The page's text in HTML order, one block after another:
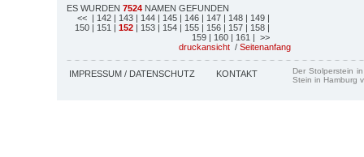
ES WURDEN 7524 NAMEN GEFUNDEN
<< | 142 | 143 | 144 | 145 | 146 | 147 | 148 | 149 |
150 | 151 | 152 | 153 | 154 | 155 | 156 | 157 | 158 |
159 | 160 | 161 | >>
druckansicht / Seitenanfang
IMPRESSUM / DATENSCHUTZ KONTAKT
Der Stolperstein
Stein in Hamburg